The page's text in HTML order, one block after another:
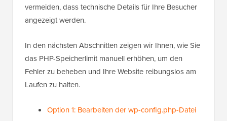
vermeiden, dass technische Details für Ihre Besucher
angezeigt werden.
In den nächsten Abschnitten zeigen wir Ihnen, wie Sie
das PHP-Speicherlimit manuell erhöhen, um den
Fehler zu beheben und Ihre Website reibungslos am
Laufen zu halten.
Option 1: Bearbeiten der wp-config.php-Datei